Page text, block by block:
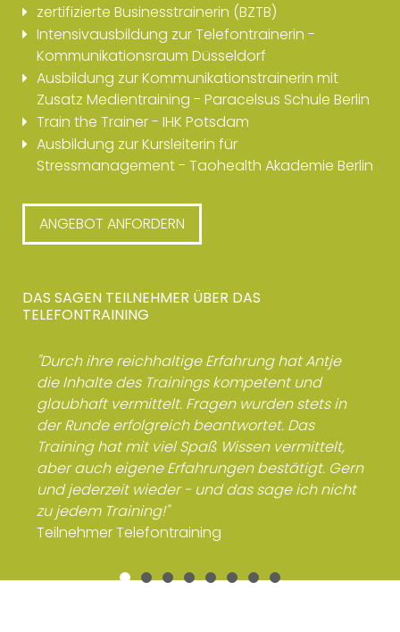
zertifizierte Businesstrainerin (BZTB)
Intensivausbildung zur Telefontrainerin -
Kommunikationsraum Düsseldorf
Ausbildung zur Kommunikationstrainerin mit
Zusatz Medientraining - Paracelsus Schule Berlin
Train the Trainer - IHK Potsdam
Ausbildung zur Kursleiterin für
Stressmanagement - Taohealth Akademie Berlin
ANGEBOT ANFORDERN
DAS SAGEN TEILNEHMER ÜBER DAS
TELEFONTRAINING
"Durch ihre reichhaltige Erfahrung hat Antje
die Inhalte des Trainings kompetent und
glaubhaft vermittelt. Fragen wurden stets in
der Runde erfolgreich beantwortet. Das
Training hat mit viel Spaß Wissen vermittelt,
aber auch eigene Erfahrungen bestätigt. Gern
und jederzeit wieder - und das sage ich nicht
zu jedem Training!"
Teilnehmer Telefontraining